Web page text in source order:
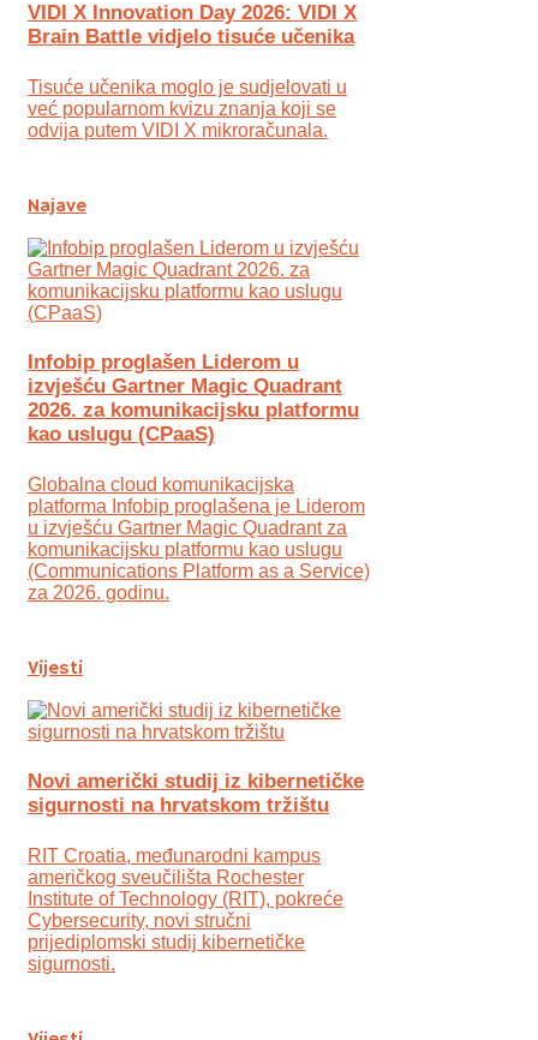
VIDI X Innovation Day 2026: VIDI X
Brain Battle vidjelo tisuće učenika
Tisuće učenika moglo je sudjelovati u
već popularnom kvizu znanja koji se
odvija putem VIDI X mikroračunala.
Najave
Infobip proglašen Liderom u
izvješću Gartner Magic Quadrant
2026. za komunikacijsku platformu
kao uslugu (CPaaS)
Globalna cloud komunikacijska
platforma Infobip proglašena je Liderom
u izvješću Gartner Magic Quadrant za
komunikacijsku platformu kao uslugu
(Communications Platform as a Service)
za 2026. godinu.
Vijesti
Novi američki studij iz kibernetičke
sigurnosti na hrvatskom tržištu
RIT Croatia, međunarodni kampus
američkog sveučilišta Rochester
Institute of Technology (RIT), pokreće
Cybersecurity, novi stručni
prijediplomski studij kibernetičke
sigurnosti.